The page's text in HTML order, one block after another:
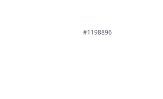
#1198896